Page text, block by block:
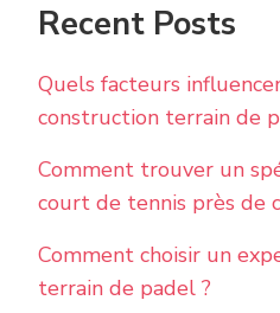
Recent Posts
Quels facteurs
construction terrain de
Comment trouver un
court de tennis près de
Comment choisir un
terrain de padel ?